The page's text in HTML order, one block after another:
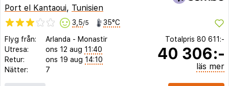
Port el Kantaoui, Tunisien
3,5/5 35°C
Flyg från: Arlanda - Monastir
Utresa:
ons 12 aug 11:40
Retur:
ons 19 aug 14:10
Nätter:
7
Totalpris 80 611:-
40 306:-
läs mer